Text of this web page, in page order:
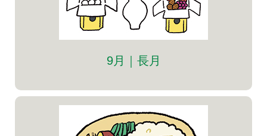
9月｜長月